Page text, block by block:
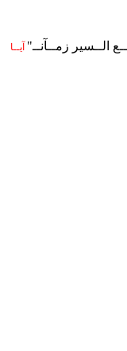
الــسیر زمــآنــ" آیــا